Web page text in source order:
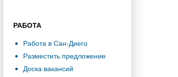
РАБОТА
Работа в Сан-Диего
Разместить предложение
Доска вакансий